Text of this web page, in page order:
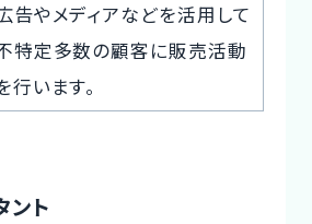
告やメディアなどを活用して
特定多数の顧客に販売活動
行います。
ント